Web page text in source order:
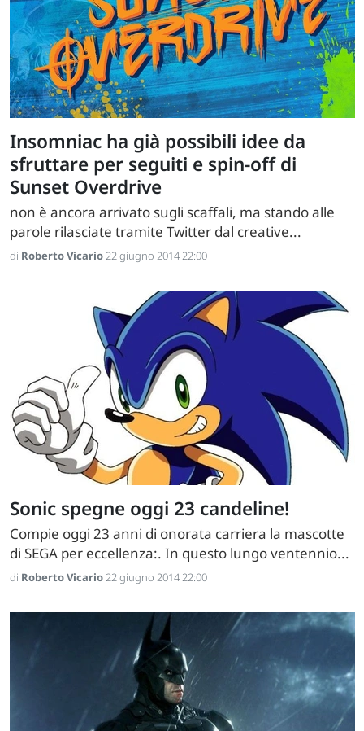
Insomniac ha già possibili idee da
sfruttare per seguiti e spin-off di
Sunset Overdrive
non è ancora arrivato sugli scaffali, ma stando alle
parole rilasciate tramite Twitter dal creative...
di Roberto Vicario22 giugno 2014 22:00
Sonic spegne oggi 23 candeline!
Compie oggi 23 anni di onorata carriera la mascotte
di SEGA per eccellenza:. In questo lungo ventennio...
di Roberto Vicario22 giugno 2014 22:00